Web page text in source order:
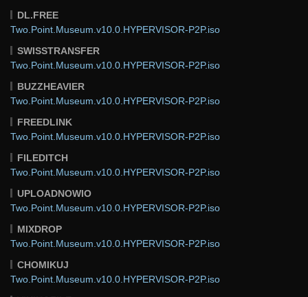
DL.FREE
Two.Point.Museum.v10.0.HYPERVISOR-P2P.iso
SWISSTRANSFER
Two.Point.Museum.v10.0.HYPERVISOR-P2P.iso
BUZZHEAVIER
Two.Point.Museum.v10.0.HYPERVISOR-P2P.iso
FREEDLINK
Two.Point.Museum.v10.0.HYPERVISOR-P2P.iso
FILEDITCH
Two.Point.Museum.v10.0.HYPERVISOR-P2P.iso
UPLOADNOWIO
Two.Point.Museum.v10.0.HYPERVISOR-P2P.iso
MIXDROP
Two.Point.Museum.v10.0.HYPERVISOR-P2P.iso
CHOMIKUJ
Two.Point.Museum.v10.0.HYPERVISOR-P2P.iso